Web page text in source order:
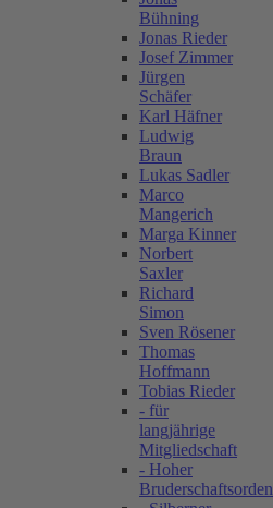
Bühning
Jonas Rieder
Josef Zimmer
Jürgen
Schäfer
Karl Häfner
Ludwig
Braun
Lukas Sadler
Marco
Mangerich
Marga Kinner
Norbert
Saxler
Richard
Simon
Sven Rösener
Thomas
Hoffmann
Tobias Rieder
- für
langjährige
Mitgliedschaft
- Hoher
Bruderschaftsorden